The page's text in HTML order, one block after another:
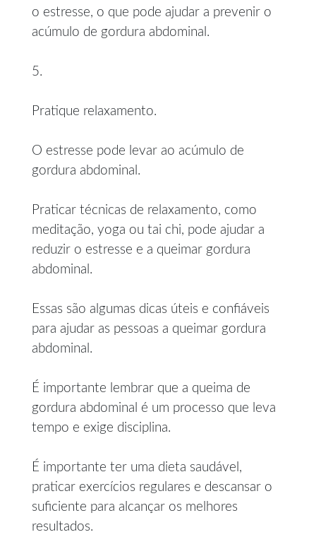
o estresse, o que pode ajudar a prevenir o
acúmulo de gordura abdominal.
5.
Pratique relaxamento.
O estresse pode levar ao acúmulo de
gordura abdominal.
Praticar técnicas de relaxamento, como
meditação, yoga ou tai chi, pode ajudar a
reduzir o estresse e a queimar gordura
abdominal.
Essas são algumas dicas úteis e confiáveis
para ajudar as pessoas a queimar gordura
abdominal.
É importante lembrar que a queima de
gordura abdominal é um processo que leva
tempo e exige disciplina.
É importante ter uma dieta saudável,
praticar exercícios regulares e descansar o
suficiente para alcançar os melhores
resultados.